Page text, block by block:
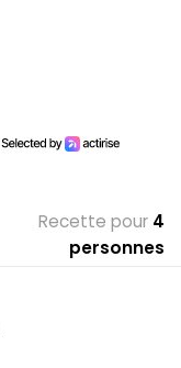
Recette pour 4
personnes